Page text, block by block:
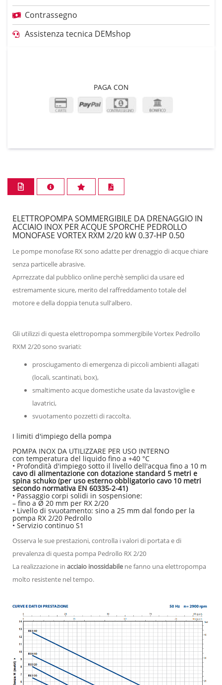
Contrassegno
Assistenza tecnica DEMshop
PAGA CON
ELETTROPOMPA SOMMERGIBILE DA DRENAGGIO IN
ACCIAIO INOX PER ACQUE SPORCHE PEDROLLO
MONOFASE VORTEX RXM 2/20 kW 0.37-HP 0.50
Le pompe monofase RX sono adatte per drenaggio di acque chiare
senza particelle abrasive.
Aprrezzate dal pubblico online perchè semplici da usare ed
estremamente sicure, merito del raffreddamento totale del
motore e della doppia tenuta sull'albero.
Gli utilizzi di questa elettropompa sommergibile Vortex Pedrollo
RXM 2/20 sono svariati:
prosciugamento di emergenza di piccoli ambienti allagati
(locali, scantinati, box),
smaltimento acque domestiche usate da lavastoviglie e
lavatrici,
svuotamento pozzetti di raccolta.
I limiti d'impiego della pompa
POMPA INOX DA UTILIZZARE PER USO INTERNO
con temperatura del liquido fino a +40 °C
• Profondità d'impiego sotto il livello dell'acqua fino a 10 m
cavo di alimentazione con dotazione standard 5 metri e
spina schuko (per uso esterno obbligatorio cavo 10 metri
secondo normativa EN 60335-2-41)
• Passaggio corpi solidi in sospensione:
– fino a Ø 20 mm per RX 2/20
• Livello di svuotamento: sino a 25 mm dal fondo per la
pompa RX 2/20 Pedrollo
• Servizio continuo S1
Osserva le sue prestazioni, controlla i valori di portata e di
prevalenza di questa pompa Pedrollo RX 2/20
La realizzazione in acciaio inossidabile ne fanno una elettropompa
molto resistente nel tempo.